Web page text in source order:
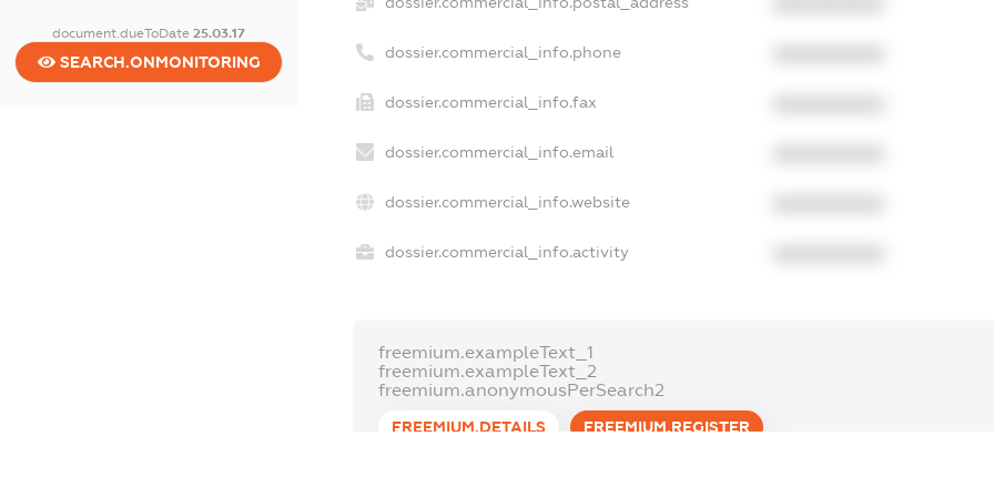
document.dueToDate25.03.17
SEARCH.ONMONITORING
dossier.commercial_info.phone
dossier.commercial_info.fax
dossier.commercial_info.email
dossier.commercial_info.website
dossier.commercial_info.activity
freemium.exampleText_1
freemium.exampleText_2
freemium.anonymousPerSearch2
FREEMIUM.DETAILS FREEMIUM.REGISTER